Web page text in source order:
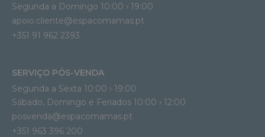
Segunda a Domingo 10:00 › 19:00
apoio.cliente@espacomamas.pt
+351 91 962 2393
SERVIÇO PÓS-VENDA
Segunda a Sexta 10:00 › 19:00
Sábado, Domingo e Feriados 10:00 › 12:00
posvenda@espacomamas.pt
+351 963 396 200